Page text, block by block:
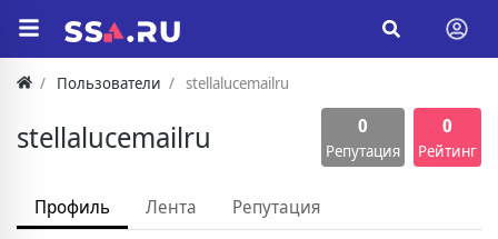
Пользователи stellalucemailru
stellalucemailru 0
Репутация
0
Рейтинг
Профиль Лента Репутация